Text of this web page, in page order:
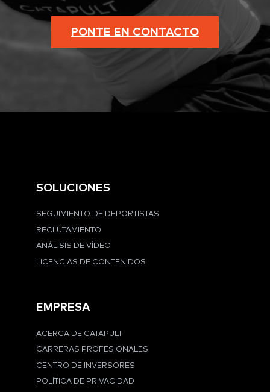
PONTE EN CONTACTO
SOLUCIONES
SEGUIMIENTO DE DEPORTISTAS
RECLUTAMIENTO
ANÁLISIS DE VÍDEO
LICENCIAS DE CONTENIDOS
EMPRESA
ACERCA DE CATAPULT
CARRERAS PROFESIONALES
CENTRO DE INVERSORES
POLÍTICA DE PRIVACIDAD